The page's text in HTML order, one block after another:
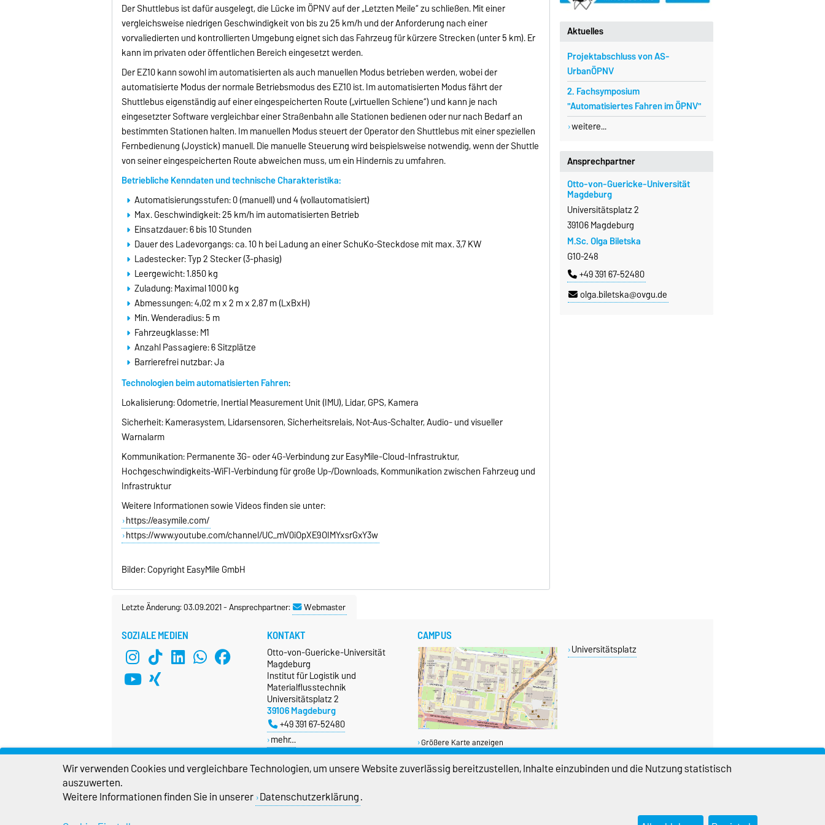
Der Shuttlebus ist dafür ausgelegt, die Lücke im ÖPNV auf der „Letzten Meile“ zu schließen. Mit einer
vergleichsweise niedrigen Geschwindigkeit von bis zu 25 km/h und der Anforderung nach einer
vorvaliedierten und kontrollierten Umgebung eignet sich das Fahrzeug für kürzere Strecken (unter 5 km). Er
kann im privaten oder öffentlichen Bereich eingesetzt werden.
Der EZ10 kann sowohl im automatisierten als auch manuellen Modus betrieben werden, wobei der
automatisierte Modus der normale Betriebsmodus des EZ10 ist. Im automatisierten Modus fährt der
Shuttlebus eigenständig auf einer eingespeicherten Route („virtuellen Schiene“) und kann je nach
eingesetzter Software vergleichbar einer Straßenbahn alle Stationen bedienen oder nur nach Bedarf an
bestimmten Stationen halten. Im manuellen Modus steuert der Operator den Shuttlebus mit einer speziellen
Fernbedienung (Joystick) manuell. Die manuelle Steuerung wird beispielsweise notwendig, wenn der Shuttle
von seiner eingespeicherten Route abweichen muss, um ein Hindernis zu umfahren.
Betriebliche Kenndaten und technische Charakteristika:
Automatisierungsstufen: 0 (manuell) und 4 (vollautomatisiert)
Max. Geschwindigkeit: 25 km/h im automatisierten Betrieb
Einsatzdauer: 6 bis 10 Stunden
Dauer des Ladevorgangs: ca. 10 h bei Ladung an einer SchuKo-Steckdose mit max. 3,7 KW
Ladestecker: Typ 2 Stecker (3-phasig)
Leergewicht: 1.850 kg
Zuladung: Maximal 1000 kg
Abmessungen: 4,02 m x 2 m x 2,87 m (LxBxH)
Min. Wenderadius: 5 m
Fahrzeugklasse: M1
Anzahl Passagiere: 6 Sitzplätze
Barrierefrei nutzbar: Ja
Technologien beim automatisierten Fahren:
Lokalisierung: Odometrie, Inertial Measurement Unit (IMU), Lidar, GPS, Kamera
Sicherheit: Kamerasystem, Lidarsensoren, Sicherheitsrelais, Not-Aus-Schalter, Audio- und visueller
Warnalarm
Kommunikation: Permanente 3G- oder 4G-Verbindung zur EasyMile-Cloud-Infrastruktur,
Hochgeschwindigkeits-WiFI-Verbindung für große Up-/Downloads, Kommunikation zwischen Fahrzeug und
Infrastruktur
Weitere Informationen sowie Videos finden sie unter:
https://easymile.com/
https://www.youtube.com/channel/UC_mV0iOpXE9OIMYxsrGxY3w
Bilder: Copyright EasyMile GmbH
Aktuelles
Projektabschluss von AS-
UrbanÖPNV
2. Fachsymposium
"Automatisiertes Fahren im ÖPNV"
weitere...
Ansprechpartner
Otto-von-Guericke-Universität
Magdeburg
Universitätsplatz 2
39106 Magdeburg
M.Sc. Olga Biletska
G10-248
+49 391 67-52480
olga.biletska@ovgu.de
Letzte Änderung: 03.09.2021-Ansprechpartner: Webmaster
SOZIALE MEDIEN KONTAKT
Otto-von-Guericke-Universität
Magdeburg
Institut für Logistik und
Materialflusstechnik
Universitätsplatz 2
39106 Magdeburg
+49 391 67-52480
mehr…
CAMPUS
Größere Karte anzeigen
Universitätsplatz
DIESE SEITE
Wir verwenden Cookies und vergleichbare Technologien, um unsere Website zuverlässig bereitzustellen, Inhalte einzubinden und die Nutzung statistisch
auszuwerten.
Weitere Informationen finden Sie in unserer Datenschutzerklärung.